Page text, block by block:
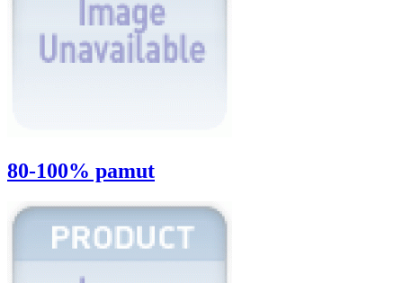
80-100% pamut